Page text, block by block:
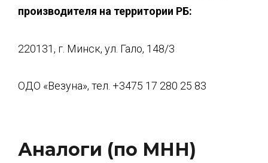
производителя на территории РБ:
220131, г. Минск, ул. Гало, 148/3
ОДО «Везуна», тел. +3475 17 280 25 83
Аналоги (по МНН)